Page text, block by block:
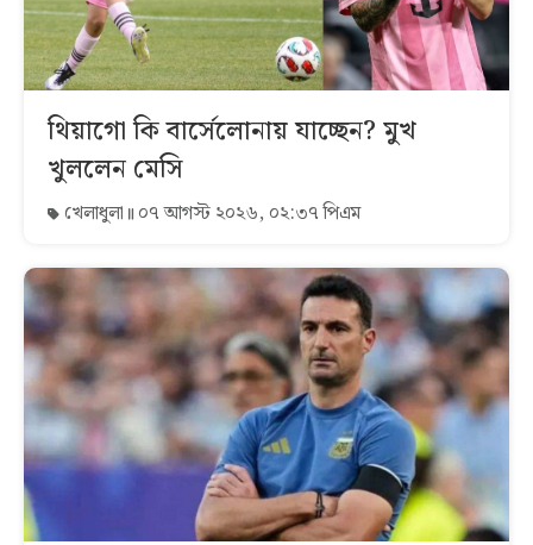
থিয়াগো কি বার্সেলোনায় যাচ্ছেন? মুখ
খুললেন মেসি
খেলাধুলা ০৭ আগস্ট ২০২৬, ০২:৩৭ পিএম